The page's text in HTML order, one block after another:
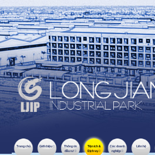
Trang chủ Giới thiệu
Thông tin
đầu tư
Tiện ích &
Dịch vụ
Các doanh
nghiệp
Liên hệ